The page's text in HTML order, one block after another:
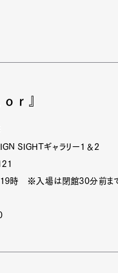
r 』
SIGHTギャラリー1＆2
19時 ※入場は閉館30分前ま